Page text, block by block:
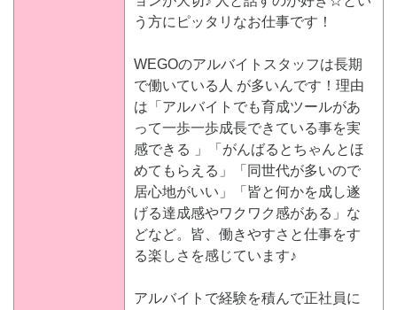
う方にピッタリなお仕事です！
WEGOのアルバイトスタッフは長期
で働いている人 が多いんです！理由
は「アルバイトでも育成ツールがあ
って一歩一歩成長できている事を実
感できる 」「がんばるとちゃんとほ
めてもらえる」「同世代が多いので
居心地がいい」「皆と何かを成し遂
げる達成感やワクワク感がある」な
どなど。皆、働きやすさと仕事をす
る楽しさを感じています♪
アルバイトで経験を積んで正社員に